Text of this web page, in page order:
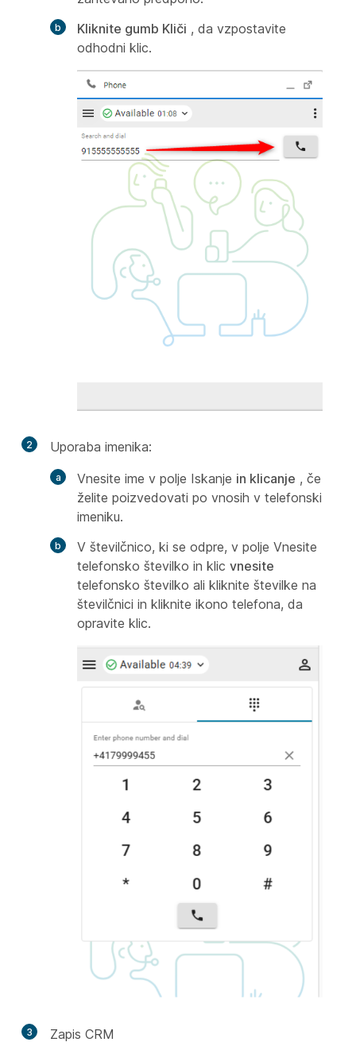
Kliknite gumb Kliči , da vzpostavite
odhodni klic.
2
Uporaba imenika:
Vnesite ime v polje Iskanje in klicanje , če
želite poizvedovati po vnosih v telefonski
imeniku.
V številčnico, ki se odpre, v polje Vnesite
telefonsko številko in klic vnesite
telefonsko številko ali kliknite številke na
številčnici in kliknite ikono telefona, da
opravite klic.
3
Zapis CRM